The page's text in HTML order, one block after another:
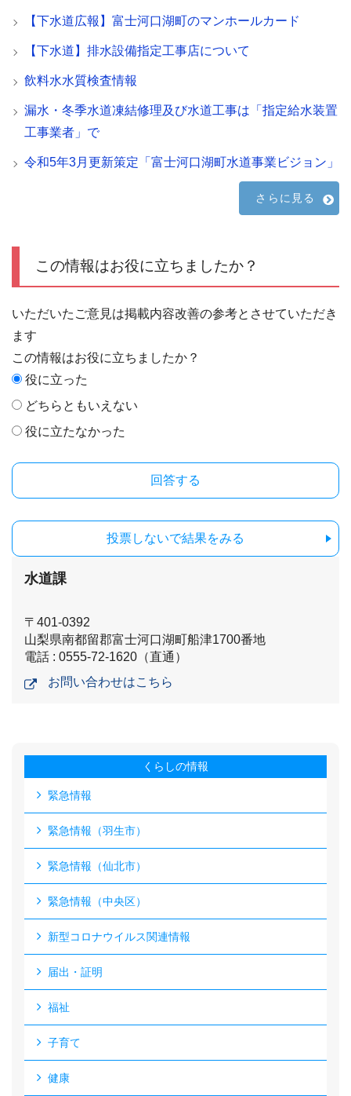
【下水道広報】富士河口湖町のマンホールカード
【下水道】排水設備指定工事店について
飲料水水質検査情報
漏水・冬季水道凍結修理及び水道工事は「指定給水装置
工事業者」で
令和5年3月更新策定「富士河口湖町水道事業ビジョン」
さらに見る
この情報はお役に立ちましたか？
いただいたご意見は掲載内容改善の参考とさせていただき
ます
この情報はお役に立ちましたか？
役に立った
どちらともいえない
役に立たなかった
投票しないで結果をみる
水道課
〒401-0392
山梨県南都留郡富士河口湖町船津1700番地
電話 : 0555-72-1620（直通）
お問い合わせはこちら
くらしの情報
緊急情報
緊急情報（羽生市）
緊急情報（仙北市）
緊急情報（中央区）
新型コロナウイルス関連情報
届出・証明
福祉
子育て
健康